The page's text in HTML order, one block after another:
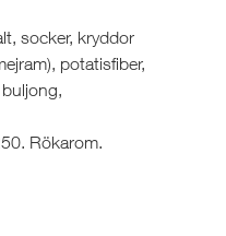
socker, kryddor
potatisfiber,
Rökarom.